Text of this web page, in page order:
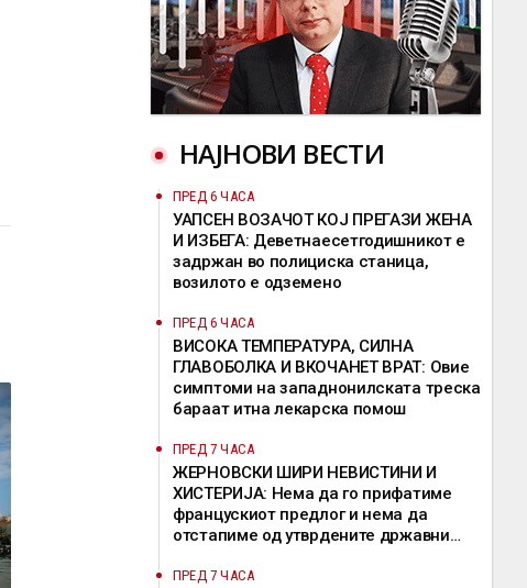
НАЈНОВИ ВЕСТИ
ПРЕД 6 ЧАСА
УАПСЕН ВОЗАЧОТ КОЈ ПРЕГАЗИ ЖЕНА
И ИЗБЕГА: Деветнаесетгодишникот е
задржан во полициска станица,
возилото е одземено
ПРЕД 6 ЧАСА
ВИСОКА ТЕМПЕРАТУРА, СИЛНА
ГЛАВОБОЛКА И ВКОЧАНЕТ ВРАТ: Овие
симптоми на западнонилската треска
бараат итна лекарска помош
ПРЕД 7 ЧАСА
ЖЕРНОВСКИ ШИРИ НЕВИСТИНИ И
ХИСТЕРИЈА: Нема да го прифатиме
францускиот предлог и нема да
отстапиме од утврдените државни
ПРЕД 7 ЧАСА